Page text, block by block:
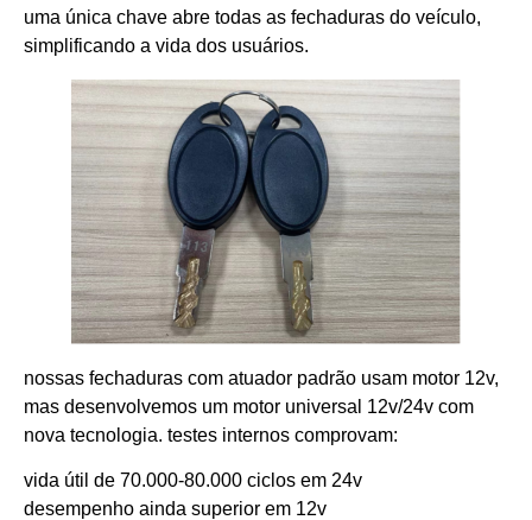
​uma única chave abre todas as fechaduras do veículo,
simplificando a vida dos usuários.
nossas fechaduras com atuador padrão usam motor 12v,
mas desenvolvemos um ​motor universal 12v/24v com
nova tecnologia. testes internos comprovam:
vida útil de ​70.000-80.000 ciclos em 24v
desempenho ainda superior em 12v